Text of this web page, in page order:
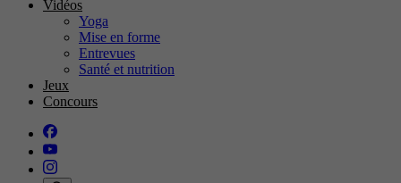
Vidéos
Yoga
Mise en forme
Entrevues
Santé et nutrition
Jeux
Concours